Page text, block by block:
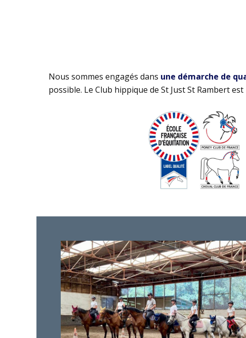
Nous sommes engagés dans une démarche de
possible. Le Club hippique de St Just St Rambert est